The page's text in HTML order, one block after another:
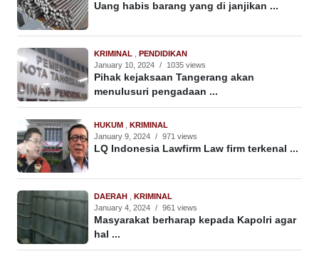
Uang habis barang yang di janjikan ...
KRIMINAL
PENDIDIKAN
January 10, 2024 / 1035 views
Pihak kejaksaan Tangerang akan
menulusuri pengadaan ...
HUKUM
KRIMINAL
January 9, 2024 / 971 views
LQ Indonesia Lawfirm Law firm terkenal ...
DAERAH
KRIMINAL
January 4, 2024 / 961 views
Masyarakat berharap kepada Kapolri agar
hal ...